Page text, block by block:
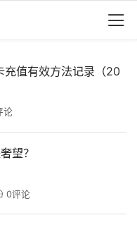
值有效方法记录（20
论
望？
0评论